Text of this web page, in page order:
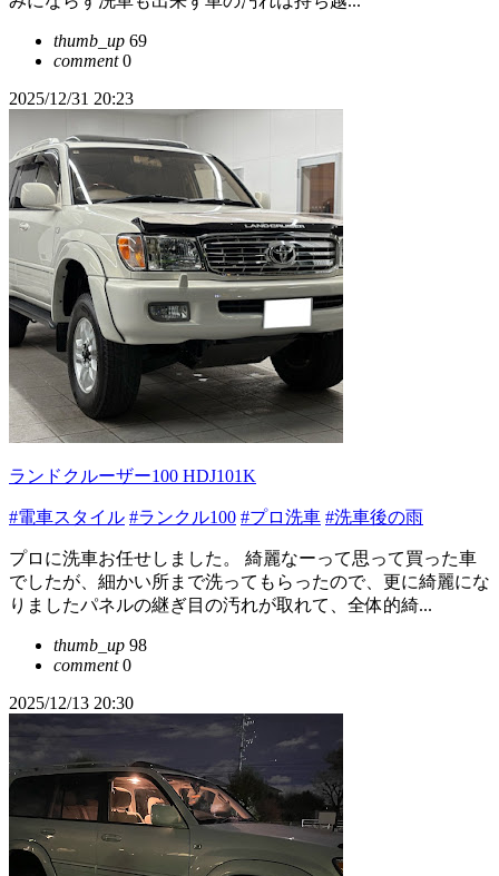
thumb_up 69
comment0
2025/12/31 20:23
ランドクルーザー100 HDJ101K
#電車スタイル #ランクル100 #プロ洗車 #洗車後の雨
プロに洗車お任せしました。 綺麗なーって思って買った車
でしたが、細かい所まで洗ってもらったので、更に綺麗にな
りましたパネルの継ぎ目の汚れが取れて、全体的綺...
thumb_up 98
comment0
2025/12/13 20:30